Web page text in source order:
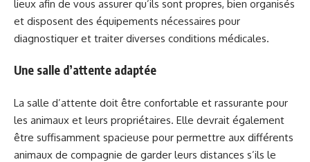
lieux afin de vous assurer qu’ils sont propres, bien organisés
et disposent des équipements nécessaires pour
diagnostiquer et traiter diverses conditions médicales.
Une salle d’attente adaptée
La salle d’attente doit être confortable et rassurante pour
les animaux et leurs propriétaires. Elle devrait également
être suffisamment spacieuse pour permettre aux différents
animaux de compagnie de garder leurs distances s’ils le